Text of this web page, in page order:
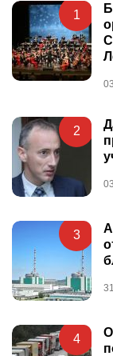
1
2
3
4